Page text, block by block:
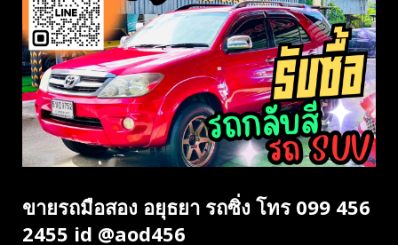
ขายรถมือสอง อยุธยา รถซิ่ง โทร 099 456
2455 id @aod456